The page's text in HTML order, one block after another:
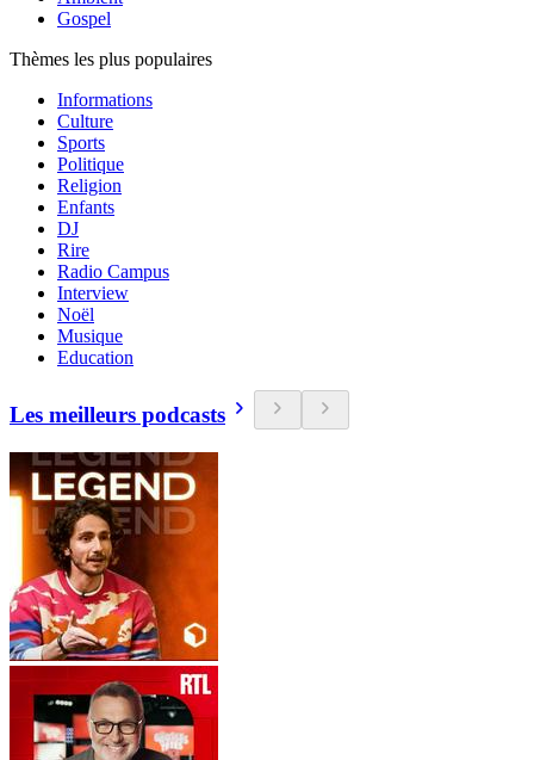
Gospel
Thèmes les plus populaires
Informations
Culture
Sports
Politique
Religion
Enfants
DJ
Rire
Radio Campus
Interview
Noël
Musique
Education
Les meilleurs podcasts